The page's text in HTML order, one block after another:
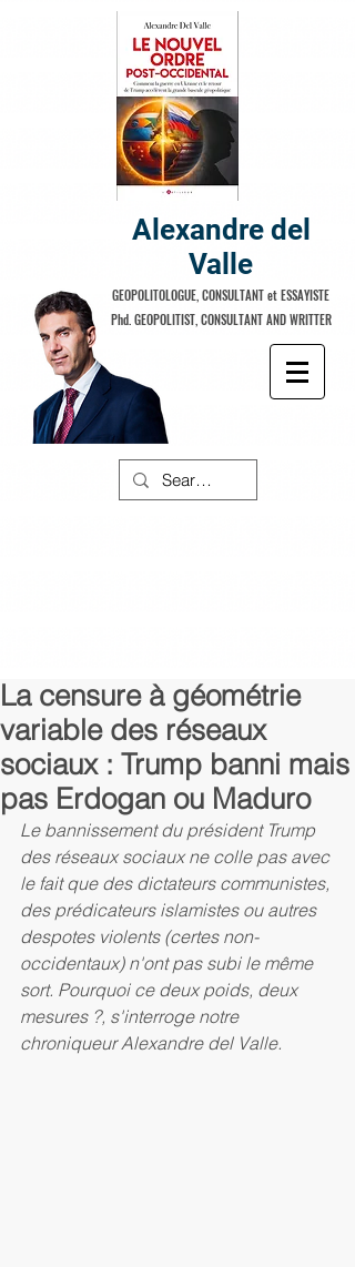
Alexandre del
Valle
GEOPOLITOLOGUE, CONSULTANT et ESSAYISTE
Phd. GEOPOLITIST, CONSULTANT AND WRITTER
La censure à géométrie
variable des réseaux
sociaux : Trump banni mais
pas Erdogan ou Maduro
Le bannissement du président Trump
des réseaux sociaux ne colle pas avec
le fait que des dictateurs communistes,
des prédicateurs islamistes ou autres
despotes violents (certes non-
occidentaux) n'ont pas subi le même
sort. Pourquoi ce deux poids, deux
mesures ?, s'interroge notre
chroniqueur Alexandre del Valle.